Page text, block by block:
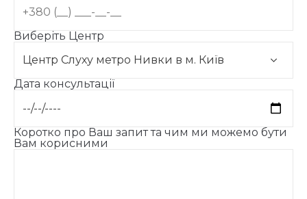
Виберіть Центр
Дата консультації
Коротко про Ваш запит та чим ми можемо бути
Вам корисними